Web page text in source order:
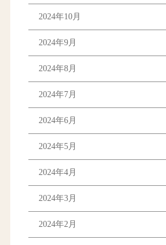
2024年10月
2024年9月
2024年8月
2024年7月
2024年6月
2024年5月
2024年4月
2024年3月
2024年2月